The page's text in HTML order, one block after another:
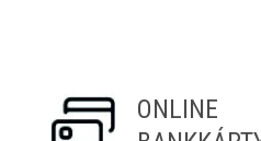
ONLINE